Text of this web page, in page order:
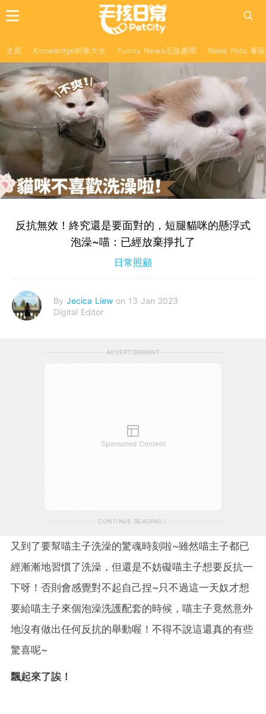
主頁 Knowledge飼養大全 Funny News毛孩趣聞 Raise Pets 養
反抗無效！終究還是要面對的，短腿貓咪的懸浮式
泡澡~喵：已經放棄掙扎了
日常照顧
By Jecica Liew on 13 Jan 2023
Digital Editor
ADVERTISEMENT
Sponsored Content
CONTINUE READING
又到了要幫喵主子洗澡的驚魂時刻啦~雖然喵主子都已
經漸漸地習慣了洗澡，但還是不妨礙喵主子想要反抗一
下呀！否則會感覺對不起自己捏~只不過這一天奴才想
要給喵主子來個泡澡洗護配套的時候，喵主子竟然意外
地沒有做出任何反抗的舉動喔！不得不說這還真的有些
驚喜呢~
飄起來了誒！